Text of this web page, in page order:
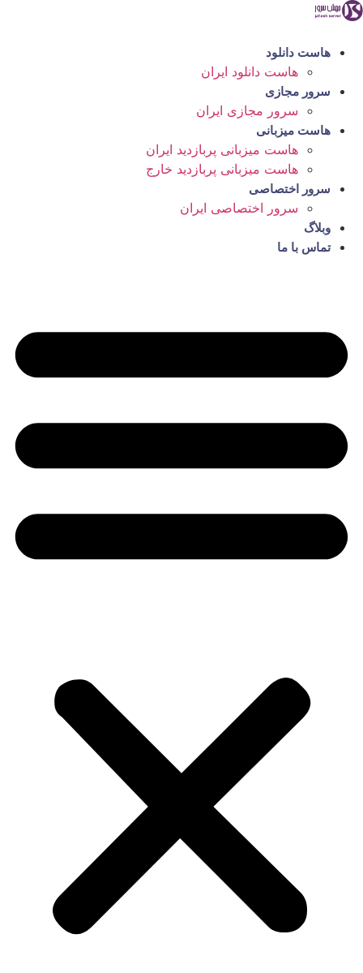
پرش
محتوا
هاست دانلود
هاست دانلود ایران
سرور مجازی
سرور مجازی ایران
هاست میزبانی
هاست میزبانی پربازدید ایران
هاست میزبانی پربازدید خارج
سرور اختصاصی
سرور اختصاصی ایران
وبلاگ
تماس با ما